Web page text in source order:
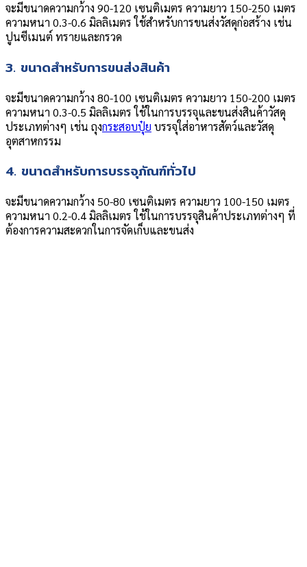
จะมีขนาดความกว้าง 90-120 เซนติเมตร ความยาว 150-250 เมตร
ความหนา 0.3-0.6 มิลลิเมตร ใช้สำหรับการขนส่งวัสดุก่อสร้าง เช่น
ปูนซีเมนต์ ทรายและกรวด
3. ขนาดสำหรับการขนส่งสินค้า
จะมีขนาดความกว้าง 80-100 เซนติเมตร ความยาว 150-200 เมตร
ความหนา 0.3-0.5 มิลลิเมตร ใช้ในการบรรจุและขนส่งสินค้าวัสดุ
ประเภทต่างๆ เช่น ถุงกระสอบปุ๋ย บรรจุใส่อาหารสัตว์และวัสดุ
อุตสาหกรรม
4. ขนาดสำหรับการบรรจุภัณฑ์ทั่วไป
จะมีขนาดความกว้าง 50-80 เซนติเมตร ความยาว 100-150 เมตร
ความหนา 0.2-0.4 มิลลิเมตร ใช้ในการบรรจุสินค้าประเภทต่างๆ ที่
ต้องการความสะดวกในการจัดเก็บและขนส่ง